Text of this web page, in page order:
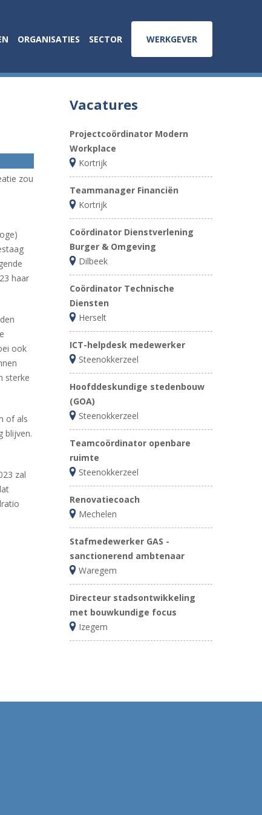
ORGANISATIES SECTOR WERKGEVER
ZOEK
zou
haar
ook
sterke
of als
blijven.
zal
Vacatures
Projectcoördinator Modern
Workplace
Kortrijk
Teammanager Financiën
Kortrijk
Coördinator Dienstverlening
Burger & Omgeving
Dilbeek
Coördinator Technische
Diensten
Herselt
ICT-helpdesk medewerker
Steenokkerzeel
Hoofddeskundige stedenbouw
(GOA)
Steenokkerzeel
Teamcoördinator openbare
ruimte
Steenokkerzeel
Renovatiecoach
Mechelen
Stafmedewerker GAS -
sanctionerend ambtenaar
Waregem
Directeur stadsontwikkeling
met bouwkundige focus
Izegem